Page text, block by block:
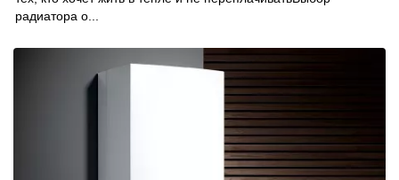
радиатора о...